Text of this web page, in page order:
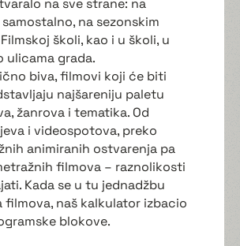
na sve strane: na
na sezonskim
školi, kao i u školi, u
ulicama grada.
biva, filmovi koji će biti
najšareniju paletu
žanrova i tematika. Od
i videospotova, preko
animiranih ostvarenja pa
filmova – raznolikosti
Kada se u tu jednadžbu
naš kalkulator izbacio
blokove.